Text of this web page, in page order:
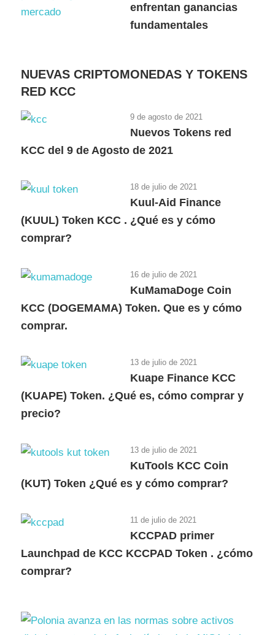
enfrentan ganancias
fundamentales
NUEVAS CRIPTOMONEDAS Y TOKENS
RED KCC
9 de agosto de 2021
Nuevos Tokens red
KCC del 9 de Agosto de 2021
18 de julio de 2021
Kuul-Aid Finance
(KUUL) Token KCC . ¿Qué es y cómo
comprar?
16 de julio de 2021
KuMamaDoge Coin
KCC (DOGEMAMA) Token. Que es y cómo
comprar.
13 de julio de 2021
Kuape Finance KCC
(KUAPE) Token. ¿Qué es, cómo comprar y
precio?
13 de julio de 2021
KuTools KCC Coin
(KUT) Token ¿Qué es y cómo comprar?
11 de julio de 2021
KCCPAD primer
Launchpad de KCC KCCPAD Token . ¿cómo
comprar?